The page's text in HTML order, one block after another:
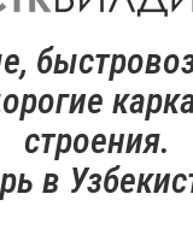
строения.
в